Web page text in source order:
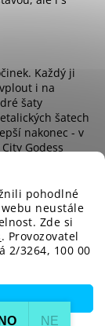
pohodlné
neustále
Zde si
. Provozovatel
2/3264, 100 00
Každý ji
i na
šaty
šatech
nakonec - v
Godess
vyhrazena.
NE